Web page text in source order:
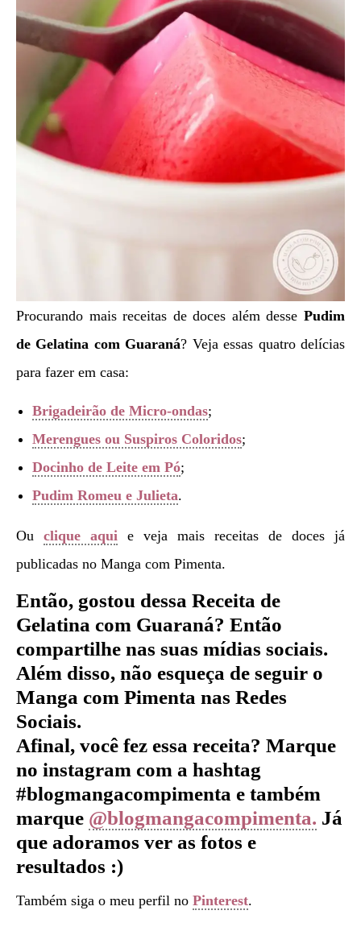
Procurando mais receitas de doces além desse Pudim
de Gelatina com Guaraná? Veja essas quatro delícias
para fazer em casa:
Brigadeirão de Micro-ondas;
Merengues ou Suspiros Coloridos;
Docinho de Leite em Pó;
Pudim Romeu e Julieta.
Ou clique aqui e veja mais receitas de doces já
publicadas no Manga com Pimenta.
Então, gostou dessa Receita de
Gelatina com Guaraná? Então
compartilhe nas suas mídias sociais.
Além disso, não esqueça de seguir o
Manga com Pimenta nas Redes
Sociais.
Afinal, você fez essa receita? Marque
no instagram com a hashtag
#blogmangacompimenta e também
marque @blogmangacompimenta. Já
que adoramos ver as fotos e
resultados :)
Também siga o meu perfil no Pinterest.